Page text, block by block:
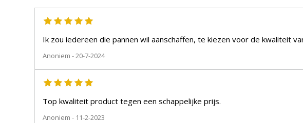
Ik zou iedereen die pannen wil aanschaffen, te kiezen voor de kwaliteit
Anoniem - 20-7-2024
Top kwaliteit product tegen een schappelijke prijs.
Anoniem - 11-2-2023